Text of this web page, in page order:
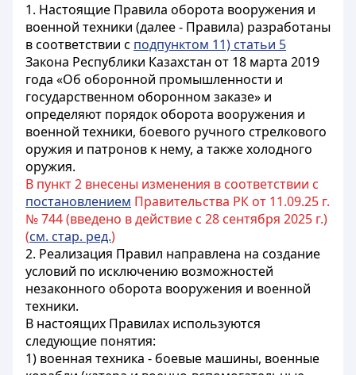
1. Настоящие Правила оборота вооружения и
военной техники (далее - Правила) разработаны
в соответствии с подпунктом 11) статьи 5
Закона Республики Казахстан от 18 марта 2019
года «Об оборонной промышленности и
государственном оборонном заказе» и
определяют порядок оборота вооружения и
военной техники, боевого ручного стрелкового
оружия и патронов к нему, а также холодного
оружия.
В пункт 2 внесены изменения в соответствии с
постановлением Правительства РК от 11.09.25 г.
№ 744 (введено в действие с 28 сентября 2025 г.)
(см. стар. ред.)
2. Реализация Правил направлена на создание
условий по исключению возможностей
незаконного оборота вооружения и военной
техники.
В настоящих Правилах используются
следующие понятия:
1) военная техника - боевые машины, военные